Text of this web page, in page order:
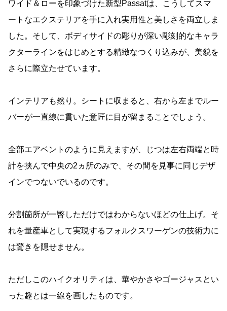
ワイド＆ローを印象づけた新型Passatは、こうしてスマ
ートなエクステリアを手に入れ実用性と美しさを両立しま
した。そして、ボディサイドの彫りが深い彫刻的なキャラ
クターラインをはじめとする精緻なつくり込みが、美貌を
さらに際立たせています。
インテリアも然り。シートに収まると、右から左までルー
バーが一直線に貫いた意匠に目が留まることでしょう。
全部エアベントのように見えますが、じつは左右両端と時
計を挟んで中央の2ヵ所のみで、その間を見事に同じデザ
インでつないでいるのです。
分割箇所が一瞥しただけではわからないほどの仕上げ。そ
れを量産車として実現するフォルクスワーゲンの技術力に
は驚きを隠せません。
ただしこのハイクオリティは、華やかさやゴージャスとい
った趣とは一線を画したものです。